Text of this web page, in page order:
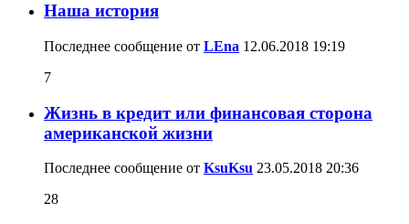
Наша история
Последнее сообщение от LEna 12.06.2018 19:19
7
Жизнь в кредит или финансовая сторона
американской жизни
Последнее сообщение от KsuKsu 23.05.2018 20:36
28